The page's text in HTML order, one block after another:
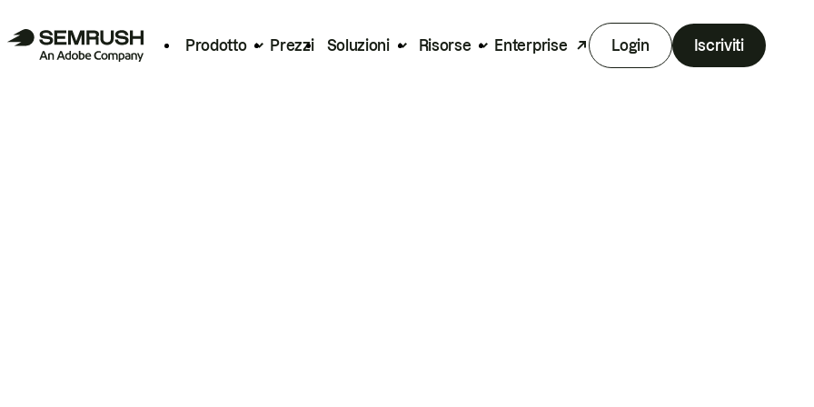
Prodotto Prezzi Soluzioni Risorse Enterprise Login Iscriviti